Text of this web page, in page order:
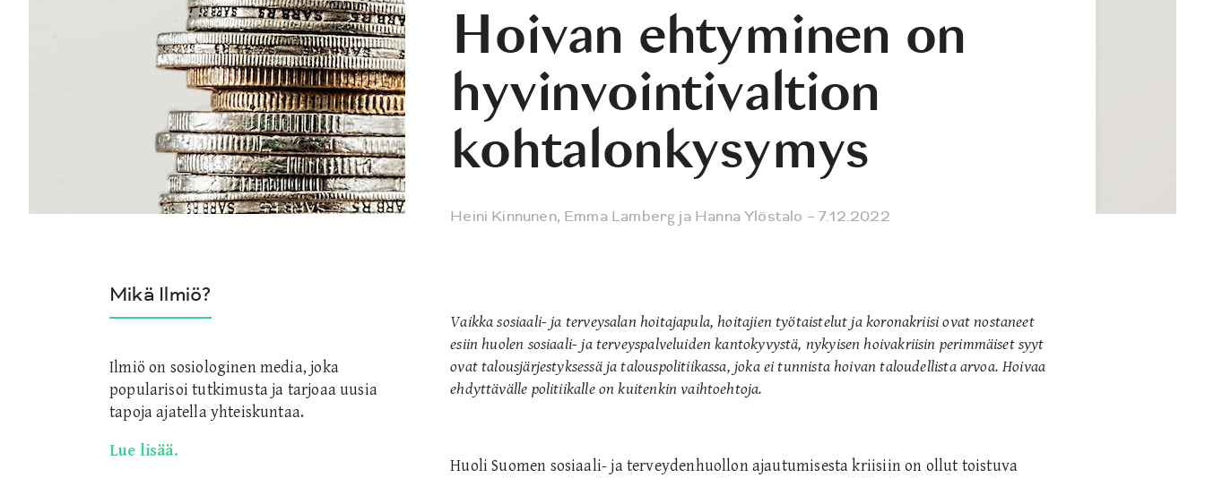
Mikä Ilmiö?
Ilmiö on sosiologinen media, joka
popularisoi tutkimusta ja tarjoaa uusia
tapoja ajatella yhteiskuntaa.
Lue lisää.
Hoivan ehtyminen on
hyvinvointivaltion
kohtalonkysymys
Heini Kinnunen, Emma Lamberg ja Hanna Ylöstalo – 7.12.2022
Vaikka sosiaali- ja terveysalan hoitajapula, hoitajien työtaistelut ja koronakriisi ovat nostaneet
esiin huolen sosiaali- ja terveyspalveluiden kantokyvystä, nykyisen hoivakriisin perimmäiset syyt
ovat talousjärjestyksessä ja talouspolitiikassa, joka ei tunnista hoivan taloudellista arvoa. Hoivaa
ehdyttävälle politiikalle on kuitenkin vaihtoehtoja.
Huoli Suomen sosiaali- ja terveydenhuollon ajautumisesta kriisiin on ollut toistuva